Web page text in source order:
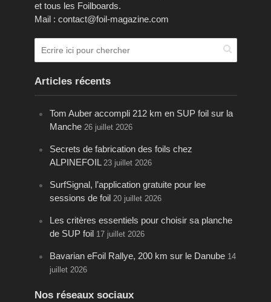
et tous les Foilboards.
Mail : contact@foil-magazine.com
Articles récents
Tom Auber accompli 212 km en SUP foil sur la
Manche 26 juillet 2026
Secrets de fabrication des foils chez
ALPINEFOIL 23 juillet 2026
SurfSignal, l’application gratuite pour lee
sessions de foil 20 juillet 2026
Les critères essentiels pour choisir sa planche
de SUP foil 17 juillet 2026
Bavarian eFoil Rallye, 200 km sur le Danube 14
juillet 2026
Nos réseaux sociaux